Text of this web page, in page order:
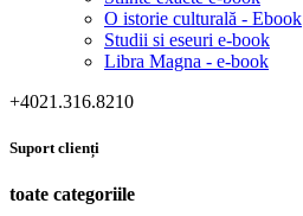
O istorie culturală - Ebook
Studii si eseuri e-book
Libra Magna - e-book
+4021.316.8210
Suport clienți
toate categoriile